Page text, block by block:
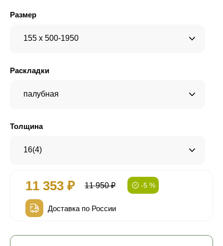
Размер
155 x 500-1950
Раскладки
палубная
Толщина
16(4)
11 353 ₽ 11 950 ₽ -5 %
Доставка по России